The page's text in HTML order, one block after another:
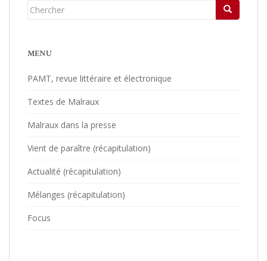
Chercher...
MENU
PAMT, revue littéraire et électronique
Textes de Malraux
Malraux dans la presse
Vient de paraître (récapitulation)
Actualité (récapitulation)
Mélanges (récapitulation)
Focus